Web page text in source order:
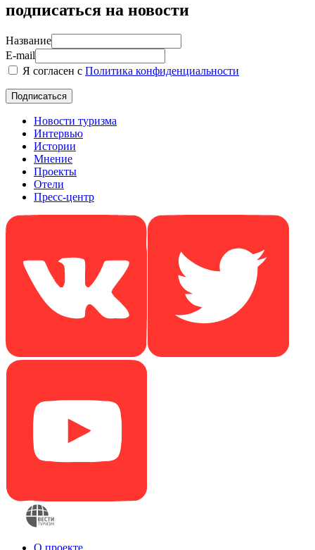
подписаться на новости
Название
E-mail
Я согласен с Политика конфиденциальности
Новости туризма
Интервью
Истории
Мнение
Проекты
Отели
Пресс-центр
О проекте